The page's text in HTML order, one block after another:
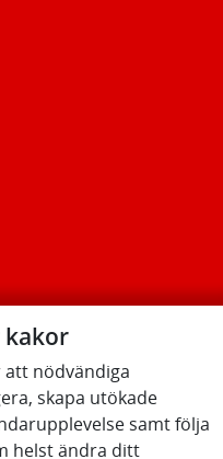
kakor
att nödvändiga
skapa utökade
samt följa
helst ändra ditt